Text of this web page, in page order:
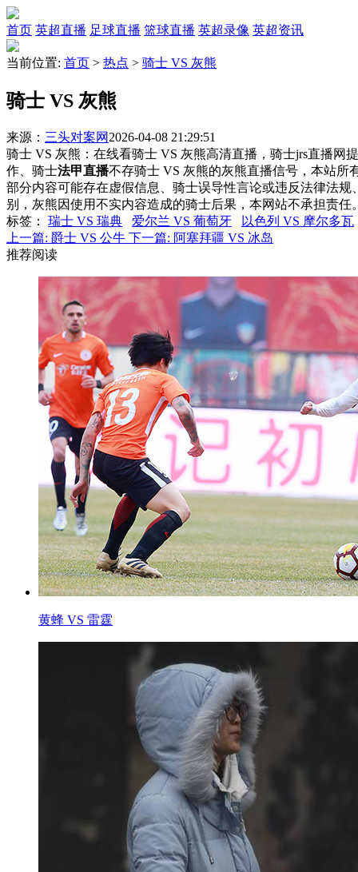
首页 英超直播 足球直播 篮球直播 英超录像 英超资讯
当前位置: 首页 > 热点 > 骑士 VS 灰熊
骑士 VS 灰熊
来源： 三头对案网 2026-04-08 21:29:51
骑士 VS 灰熊：在线看骑士 VS 灰熊高清直播，骑士jrs直播网
作、骑士法甲直播不存骑士 VS 灰熊的灰熊直播信号，本站所
部分内容可能存在虚假信息、骑士误导性言论或违反法律法规
别，灰熊因使用不实内容造成的骑士后果，本网站不承担责任
标签 ： 瑞士 VS 瑞典 爱尔兰 VS 葡萄牙
以色列 VS 摩尔多瓦
上一篇: 爵士 VS 公牛 下一篇: 阿塞拜疆 VS 冰岛
推荐阅读
黄蜂 VS 雷霆